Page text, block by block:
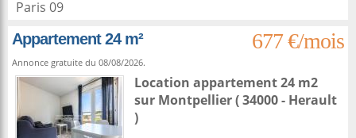
Paris 09
Appartement 24 m²
677 €/mois
Annonce gratuite du 08/08/2026.
Location appartement 24 m2
sur Montpellier( 34000 - Herault
)